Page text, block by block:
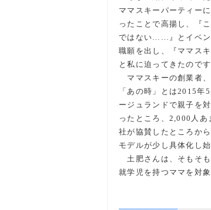
ママスキーパーティー
ったことで高揚し、『
ではない……』とイベン
職願を出し、『ママス
と私に迫ってきたのです
ママスキーの創業者
「あの時」とは2015年
ージュランドで親子を
ったところ、2,000人あ
社が協賛したところか
モデルが少し具体化し
土肥さんは、そもそ
就学児を持つママを対